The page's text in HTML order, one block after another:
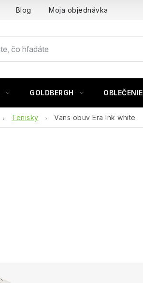
Blog Moja objednávka
GOLDBERGH OBLEČENIE
Tenisky Vans obuv Era Ink white